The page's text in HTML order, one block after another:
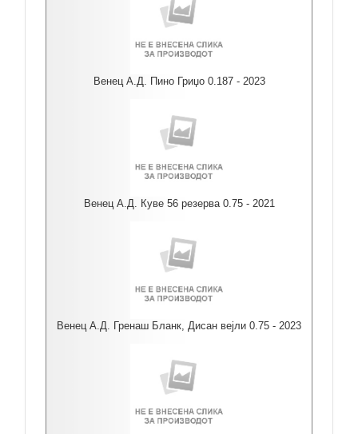
Венец А.Д. Пино Гриџо 0.187 - 2023
Венец А.Д. Куве 56 резерва 0.75 - 2021
Венец А.Д. Гренаш Бланк, Дисан вејли 0.75 - 2023